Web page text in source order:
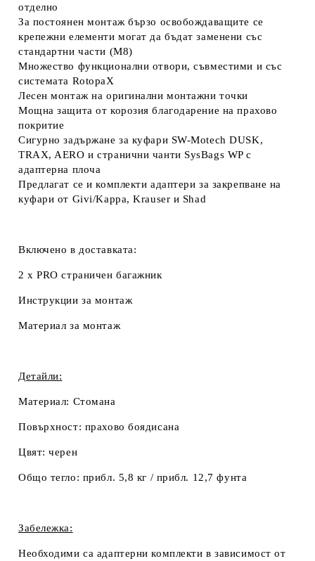
отделно
За постоянен монтаж бързо освобождаващите се
крепежни елементи могат да бъдат заменени със
стандартни части (M8)
Множество функционални отвори, съвместими и със
системата RotopaX
Лесен монтаж на оригинални монтажни точки
Мощна защита от корозия благодарение на прахово
покритие
Сигурно задържане за куфари SW-Motech DUSK,
TRAX, AERO и странични чанти SysBags WP с
адаптерна плоча
Предлагат се и комплекти адаптери за закрепване на
куфари от Givi/Kappa, Krauser и Shad
Включено в доставката:
2 x PRO страничен багажник
Инструкции за монтаж
Материал за монтаж
Детайли:
Материал: Стомана
Повърхност: прахово боядисана
Цвят:черен
Общо тегло: прибл. 5,8 кг / прибл. 12,7 фунта
Забележка:
Необходими са адаптерни комплекти в зависимост от